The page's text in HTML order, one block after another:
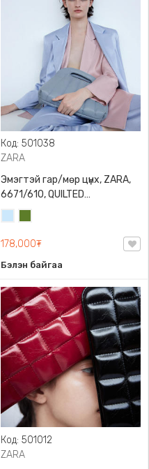
Код: 501038
ZARA
Эмэгтэй гар/мөр цүнх, ZARA,
6671/610, QUILTED
CROSSBODY BAG WITH HANDLE
178,000₮
Бэлэн байгаа
Код: 501012
ZARA